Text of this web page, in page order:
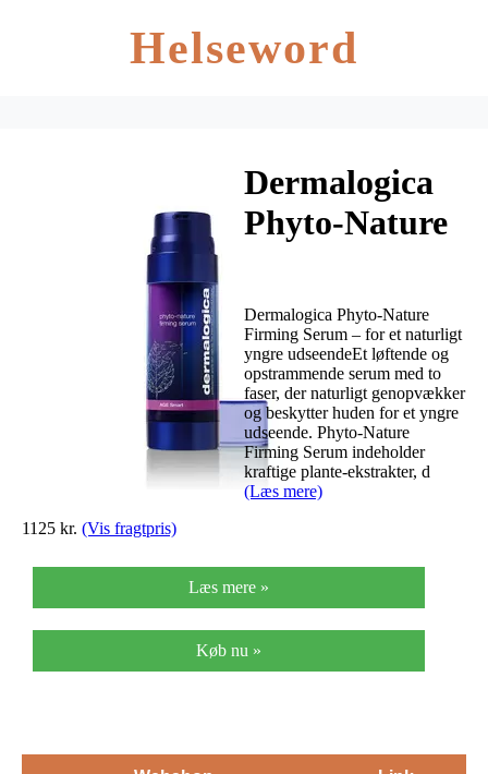
Helseword
Dermalogica
Phyto-Nature
Serum – 40
ml.
Dermalogica Phyto-Nature
Firming Serum – for et naturligt
yngre udseendeEt løftende og
opstrammende serum med to
faser, der naturligt genopvækker
og beskytter huden for et yngre
udseende. Phyto-Nature
Firming Serum indeholder
kraftige plante-ekstrakter, d
(Læs mere)
1125 kr. (Vis fragtpris)
Læs mere »
Køb nu »